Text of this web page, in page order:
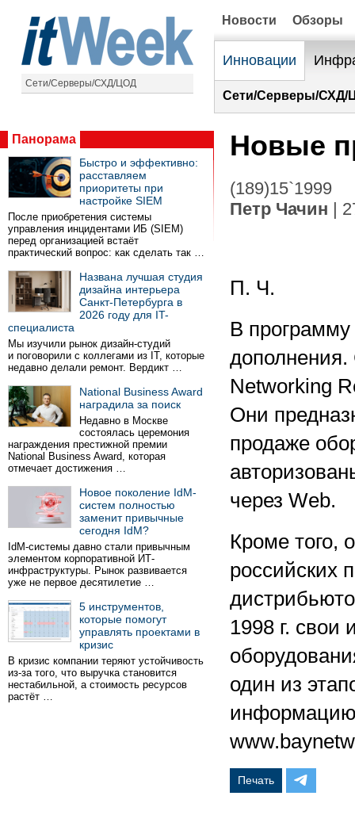
Сети/Серверы/СХД/ЦОД
Новости Обзоры
Инновации
Сети/Серверы/СХД/
Панорама
Быстро и эффективно:
расставляем
приоритеты при
настройке SIEM
После приобретения системы
управления инцидентами ИБ (SIEM)
перед организацией встаёт
практический вопрос: как сделать так …
Названа лучшая студия
дизайна интерьера
Санкт-Петербурга в
2026 году для IT-
специалиста
Мы изучили рынок дизайн-студий
и поговорили с коллегами из IT, которые
недавно делали ремонт. Вердикт …
National Business Award
наградила за поиск
Недавно в Москве
состоялась церемония
награждения престижной премии
National Business Award, которая
отмечает достижения …
Новое поколение IdM-
систем полностью
заменит привычные
сегодня IdM?
IdM-системы давно стали привычным
элементом корпоративной ИТ-
инфраструктуры. Рынок развивается
уже не первое десятилетие …
5 инструментов,
которые помогут
управлять проектами в
кризис
В кризис компании теряют устойчивость
из-за того, что выручка становится
нестабильной, а стоимость ресурсов
растёт …
Новые
(189)15`1999
Петр Чачин |
П. Ч.
В программу
дополнения.
Networking
Они
продаже
через Web.
Кроме того,
российских
1998 г. свои
один из
информацию
Печать